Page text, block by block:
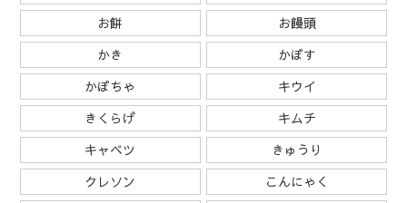
お餅
お饅頭
かき
かぼす
かぼちゃ
キウイ
きくらげ
キムチ
キャベツ
きゅうり
クレソン
こんにゃく